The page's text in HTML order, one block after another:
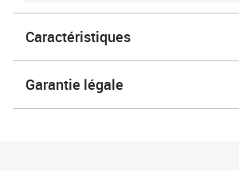
Caractéristiques
Garantie légale